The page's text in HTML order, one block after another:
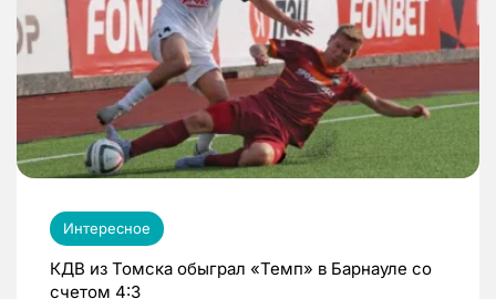
Интересное
КДВ из Томска обыграл «Темп» в Барнауле со
счетом 4:3